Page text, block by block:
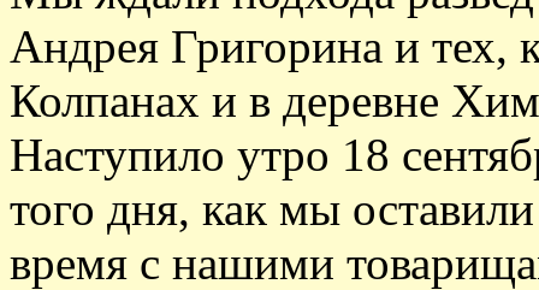
Андрея Григорина и тех,
Колпанах и в деревне
Наступило утро 18
того дня, как мы
время с нашими